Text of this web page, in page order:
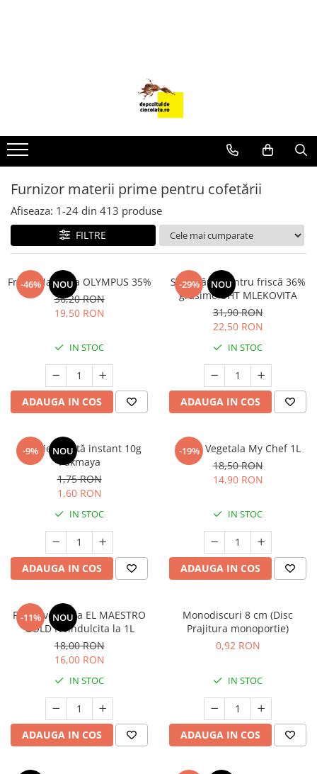
GLAZURI, UMPLUTURI, CREME
USTENSILE SI FORME SILICON
PASTA DE ZAHAR
AMBALAJE
DIVERSE
FRISCA, UNT, LAPTE CONDENSAT
COJI TARTE
AROME
Furnizor materii prime pentru cofetării
Afiseaza: 1-24 din 413 produse
FILTRE
-46% NOU
Frisca Naturala OLYMPUS 35%
36,20 RON
19,50 RON
IN STOC
ADAUGA IN COS
-29% NOU
Smântână pentru friscă 36%
grăsime UHT MLEKOVITA
31,90 RON
22,50 RON
IN STOC
ADAUGA IN COS
-9% NOU
Drojdie uscată instant 10g
Pakmaya
1,75 RON
1,60 RON
IN STOC
ADAUGA IN COS
-19%
Frisca Vegetala My Chef 1L
18,50 RON
14,90 RON
IN STOC
ADAUGA IN COS
-11% NOU
Frisca vegetala EL MAESTRO
GOLD Neindulcita la 1L
18,00 RON
16,00 RON
IN STOC
ADAUGA IN COS
Monodiscuri 8 cm (Disc
Prajitura monoportie)
0,92 RON
IN STOC
ADAUGA IN COS